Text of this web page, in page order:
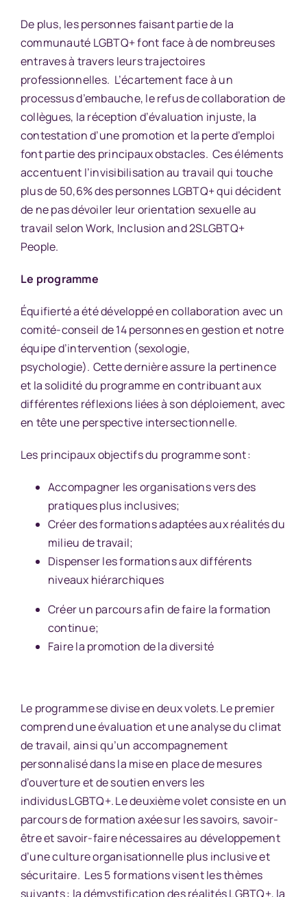
De plus, les personnes faisant partie de la
communauté LGBTQ+ font face à de nombreuses
entraves à travers leurs trajectoires
professionnelles. L’écartement face à un
processus d’embauche, le refus de collaboration de
collègues, la réception d’évaluation injuste, la
contestation d’une promotion et la perte d’emploi
font partie des principaux obstacles. Ces éléments
accentuent l’invisibilisation au travail qui touche
plus de 50,6% des personnes LGBTQ+ qui décident
de ne pas dévoiler leur orientation sexuelle au
travail selon Work, Inclusion and 2SLGBTQ+
People.
Le programme
Équifierté a été développé en collaboration avec un
comité-conseil de 14 personnes en gestion et notre
équipe d’intervention (sexologie,
psychologie). Cette dernière assure la pertinence
et la solidité du programme en contribuant aux
différentes réflexions liées à son déploiement, avec
en tête une perspective intersectionnelle.
Les principaux objectifs du programme sont :
Accompagner les organisations vers des
pratiques plus inclusives;
Créer des formations adaptées aux réalités du
milieu de travail;
Dispenser les formations aux différents
niveaux hiérarchiques
Créer un parcours afin de faire la formation
continue;
Faire la promotion de la diversité
Le programme se divise en deux volets. Le premier
comprend une évaluation et une analyse du climat
de travail, ainsi qu’un accompagnement
personnalisé dans la mise en place de mesures
d’ouverture et de soutien envers les
individus LGBTQ+. Le deuxième volet consiste en un
parcours de formation axée sur les savoirs, savoir-
être et savoir-faire nécessaires au développement
d’une culture organisationnelle plus inclusive et
sécuritaire. Les 5 formations visent les thèmes
suivants : la démystification des réalités LGBTQ+, la